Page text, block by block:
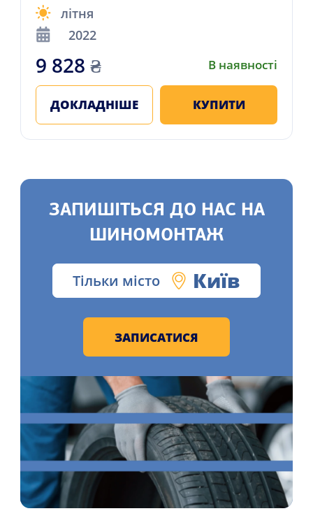
літня
2022
9 828 ₴ В наявності
ДОКЛАДНІШЕ КУПИТИ
ЗАПИШІТЬСЯ ДО НАС НА
ШИНОМОНТАЖ
Тільки місто Київ
ЗАПИСАТИСЯ